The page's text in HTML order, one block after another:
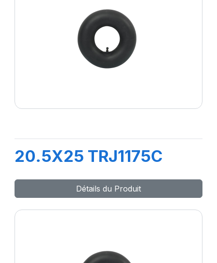
20.5X25 TRJ1175C
Détails du Produit